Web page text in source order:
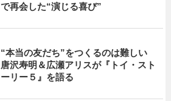
で再会した“演じる喜び”
“本当の友だち”をつくるのは難しい
唐沢寿明＆広瀬アリスが『トイ・スト
ーリー５』を語る